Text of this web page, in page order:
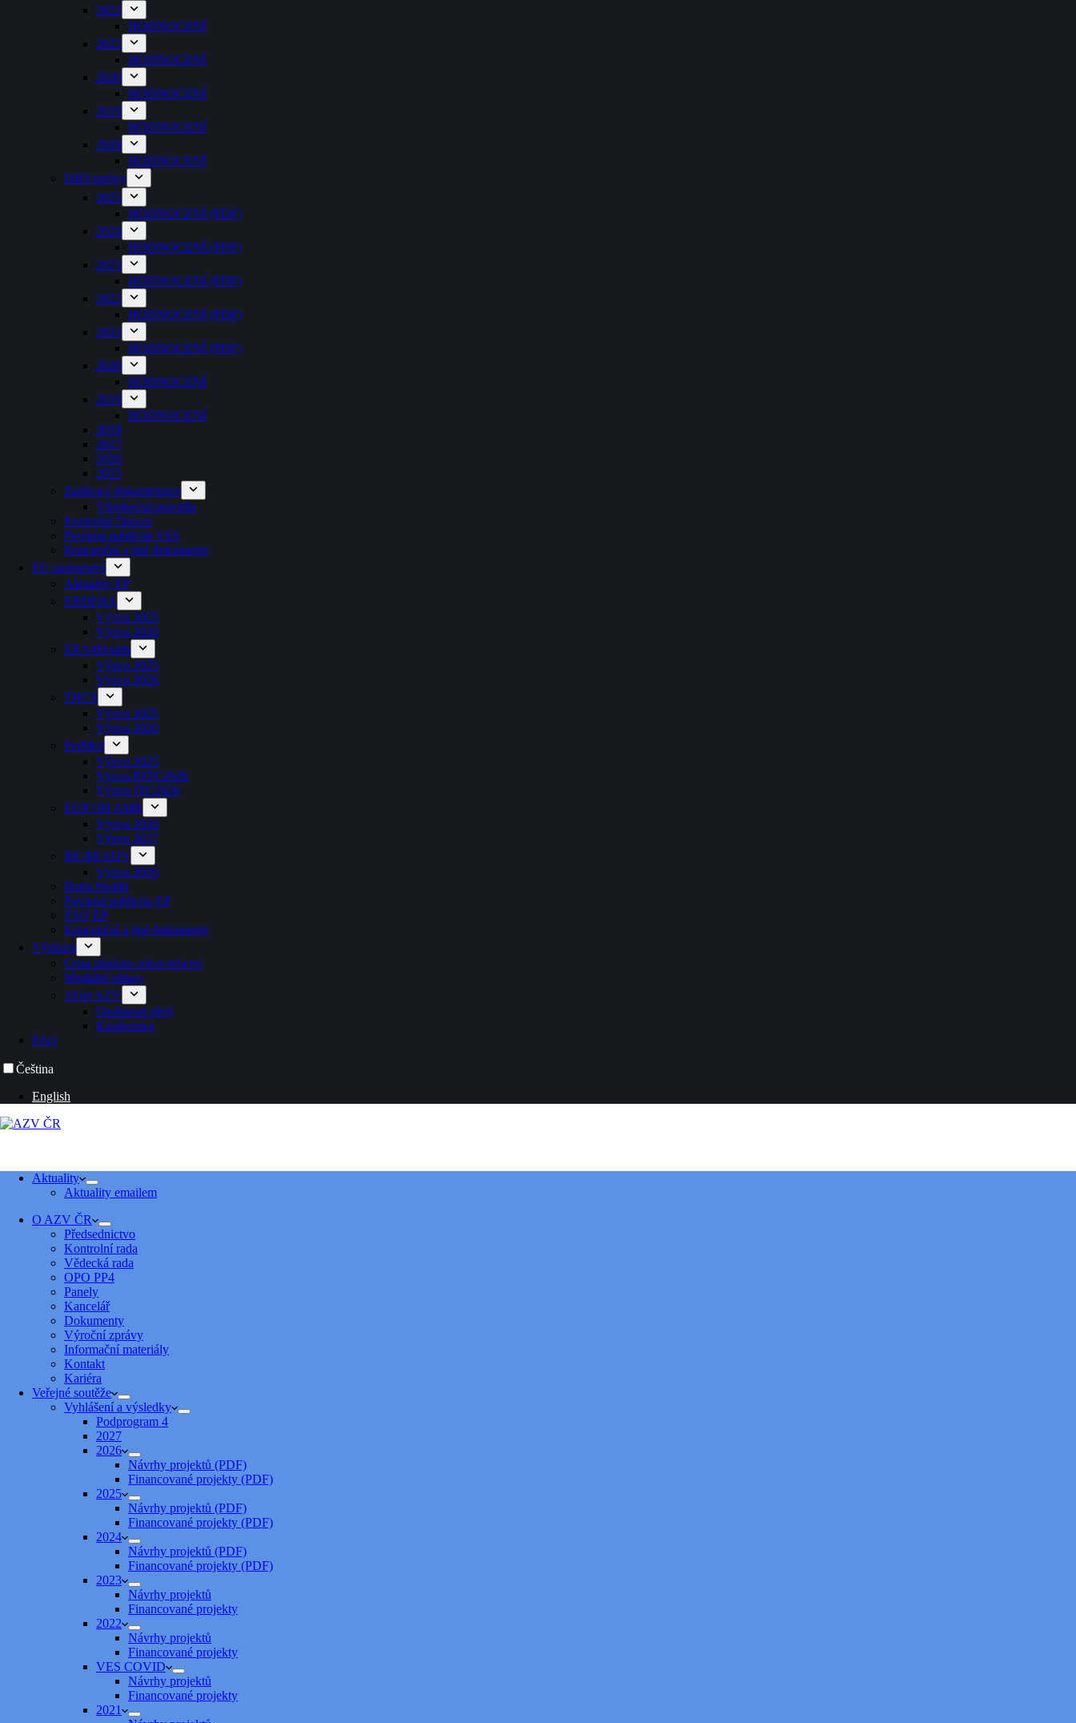
2022
HODNOCENÍ
2021
HODNOCENÍ
2020
HODNOCENÍ
2019
HODNOCENÍ
2018
HODNOCENÍ
Dílčí zprávy
2025
HODNOCENÍ (PDF)
2024
HODNOCENÍ (PDF)
2023
HODNOCENÍ (PDF)
2022
HODNOCENÍ (PDF)
2021
HODNOCENÍ (PDF)
2020
HODNOCENÍ
2019
HODNOCENÍ
2018
2017
2016
2015
Zadávací dokumentace
Všeobecná pravidla
Kontrolní činnost
Povinná publicita VES
Koncepční a jiné dokumenty
EU partnerství
Aktuality EP
ERDERA
Výzva 2025
Výzva 2026
ERA4Health
Výzva 2025
Výzva 2026
THCS
Výzva 2025
Výzva 2026
PerMed
Výzva 2025
Výzva RITC2026
Výzva JTC2026
EUP OH AMR
Výzva 2026
Výzva 2027
BE-READY
Výzva 2026
Brain Health
Povinná publicita EP
FAQ EP
Koncepční a jiné dokumenty
Výzkum
Cena ministra zdravotnictví
Mediální ohlasy
10 let AZV
Osobnosti přejí
Konference
FAQ
Čeština
English
Aktuality
Aktuality emailem
O AZV ČR
Předsednictvo
Kontrolní rada
Vědecká rada
OPO PP4
Panely
Kancelář
Dokumenty
Výroční zprávy
Informační materiály
Kontakt
Kariéra
Veřejné soutěže
Vyhlášení a výsledky
Podprogram 4
2027
2026
Návrhy projektů (PDF)
Financované projekty (PDF)
2025
Návrhy projektů (PDF)
Financované projekty (PDF)
2024
Návrhy projektů (PDF)
Financované projekty (PDF)
2023
Návrhy projektů
Financované projekty
2022
Návrhy projektů
Financované projekty
VES COVID
Návrhy projektů
Financované projekty
2021